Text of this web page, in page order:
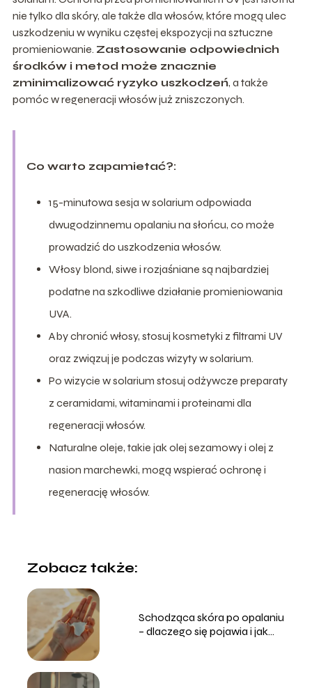
nie tylko dla skóry, ale także dla włosów, które mogą ulec
uszkodzeniu w wyniku częstej ekspozycji na sztuczne
promieniowanie. Zastosowanie odpowiednich
środków i metod może znacznie
zminimalizować ryzyko uszkodzeń, a także
pomóc w regeneracji włosów już zniszczonych.
Co warto zapamietać?:
15-minutowa sesja w solarium odpowiada
dwugodzinnemu opalaniu na słońcu, co może
prowadzić do uszkodzenia włosów.
Włosy blond, siwe i rozjaśniane są najbardziej
podatne na szkodliwe działanie promieniowania
UVA.
Aby chronić włosy, stosuj kosmetyki z filtrami UV
oraz związuj je podczas wizyty w solarium.
Po wizycie w solarium stosuj odżywcze preparaty
z ceramidami, witaminami i proteinami dla
regeneracji włosów.
Naturalne oleje, takie jak olej sezamowy i olej z
nasion marchewki, mogą wspierać ochronę i
regenerację włosów.
Zobacz także:
Schodząca skóra po opalaniu
– dlaczego się pojawia i jak